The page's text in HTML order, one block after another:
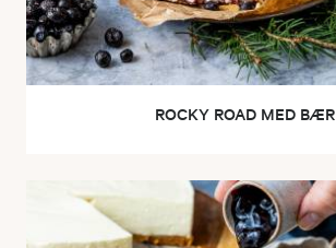
ROCKY ROAD MED BÆR